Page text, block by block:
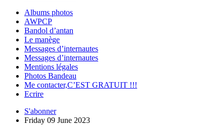
Albums photos
AWPCP
Bandol d’antan
Le manège
Messages d’internautes
Messages d’internautes
Mentions légales
Photos Bandeau
Me contacter,C’EST GRATUIT !!!
Ecrire
S'abonner
Friday 09 June 2023